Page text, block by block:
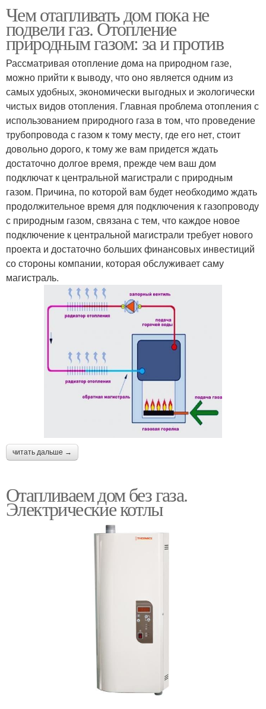
Чем отапливать дом пока не
подвели газ. Отопление
природным газом: за и против
Рассматривая отопление дома на природном газе,
можно прийти к выводу, что оно является одним из
самых удобных, экономически выгодных и экологически
чистых видов отопления. Главная проблема отопления с
использованием природного газа в том, что проведение
трубопровода с газом к тому месту, где его нет, стоит
довольно дорого, к тому же вам придется ждать
достаточно долгое время, прежде чем ваш дом
подключат к центральной магистрали с природным
газом. Причина, по которой вам будет необходимо ждать
продолжительное время для подключения к газопроводу
с природным газом, связана с тем, что каждое новое
подключение к центральной магистрали требует нового
проекта и достаточно больших финансовых инвестиций
со стороны компании, которая обслуживает саму
магистраль.
читать дальше →
Отапливаем дом без газа.
Электрические котлы